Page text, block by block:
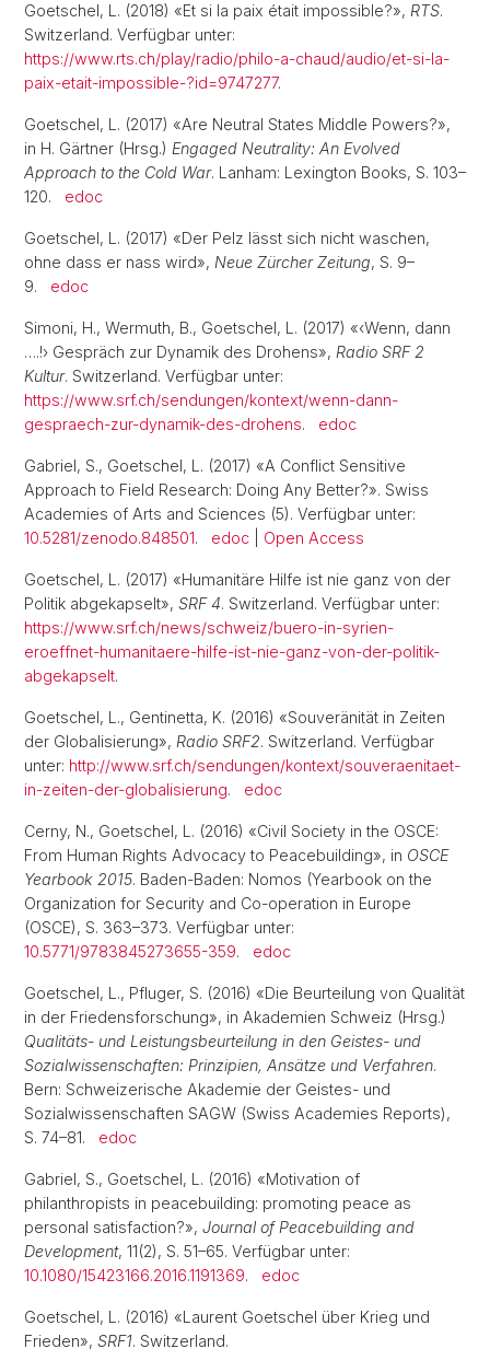
Goetschel, L. (2018) «Et si la paix était impossible?», RTS.
Switzerland. Verfügbar unter:
https://www.rts.ch/play/radio/philo-a-chaud/audio/et-si-la-
paix-etait-impossible-?id=9747277.
Goetschel, L. (2017) «Are Neutral States Middle Powers?»,
in H. Gärtner (Hrsg.) Engaged Neutrality: An Evolved
Approach to the Cold War. Lanham: Lexington Books, S. 103–
120. edoc
Goetschel, L. (2017) «Der Pelz lässt sich nicht waschen,
ohne dass er nass wird», Neue Zürcher Zeitung, S. 9–
9. edoc
Simoni, H., Wermuth, B., Goetschel, L. (2017) «‹Wenn, dann
….!› Gespräch zur Dynamik des Drohens», Radio SRF 2
Kultur. Switzerland. Verfügbar unter:
https://www.srf.ch/sendungen/kontext/wenn-dann-
gespraech-zur-dynamik-des-drohens. edoc
Gabriel, S., Goetschel, L. (2017) «A Conflict Sensitive
Approach to Field Research: Doing Any Better?». Swiss
Academies of Arts and Sciences (5). Verfügbar unter:
10.5281/zenodo.848501. edoc Open Access
Goetschel, L. (2017) «Humanitäre Hilfe ist nie ganz von der
Politik abgekapselt», SRF 4. Switzerland. Verfügbar unter:
https://www.srf.ch/news/schweiz/buero-in-syrien-
eroeffnet-humanitaere-hilfe-ist-nie-ganz-von-der-politik-
abgekapselt.
Goetschel, L., Gentinetta, K. (2016) «Souveränität in Zeiten
der Globalisierung», Radio SRF2. Switzerland. Verfügbar
unter: http://www.srf.ch/sendungen/kontext/souveraenitaet-
in-zeiten-der-globalisierung. edoc
Cerny, N., Goetschel, L. (2016) «Civil Society in the OSCE:
From Human Rights Advocacy to Peacebuilding», in OSCE
Yearbook 2015. Baden-Baden: Nomos (Yearbook on the
Organization for Security and Co-operation in Europe
(OSCE), S. 363–373. Verfügbar unter:
10.5771/9783845273655-359. edoc
Goetschel, L., Pfluger, S. (2016) «Die Beurteilung von Qualität
in der Friedensforschung», in Akademien Schweiz (Hrsg.)
Qualitäts- und Leistungsbeurteilung in den Geistes- und
Sozialwissenschaften: Prinzipien, Ansätze und Verfahren.
Bern: Schweizerische Akademie der Geistes- und
Sozialwissenschaften SAGW (Swiss Academies Reports),
S. 74–81. edoc
Gabriel, S., Goetschel, L. (2016) «Motivation of
philanthropists in peacebuilding: promoting peace as
personal satisfaction?», Journal of Peacebuilding and
Development, 11(2), S. 51–65. Verfügbar unter:
10.1080/15423166.2016.1191369. edoc
Goetschel, L. (2016) «Laurent Goetschel über Krieg und
Frieden», SRF1. Switzerland.